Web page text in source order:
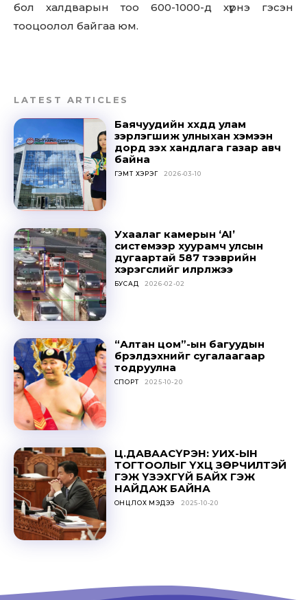
Don't miss
to stay in the loop.
SUBSCRIBE
бол халдварын тоо 600-1000-д хүрнэ гэсэн
тооцоолол байгаа юм.
LATEST ARTICLES
Баячуудийн хүүхдүүд улам
зэрлэгшиж улныхан хэмээн
дорд үзэх хандлага газар авч
байна
ГЭМТ ХЭРЭГ 2026-03-10
Ухаалаг камерын ‘AI’
системээр хуурамч улсын
дугаартай 587 тээврийн
хэрэгслийг илрүүлжээ
БУСАД 2026-02-02
“Алтан цом”-ын багуудын
бүрэлдэхүүнийг сугалаагаар
тодруулна
СПОРТ 2025-10-20
Ц.ДАВААСҮРЭН: УИХ-ЫН
ТОГТООЛЫГ ҮХЦ ЗӨРЧИЛТЭЙ
ГЭЖ ҮЗЭХГҮЙ БАЙХ ГЭЖ
НАЙДАЖ БАЙНА
ОНЦЛОХ МЭДЭЭ 2025-10-20